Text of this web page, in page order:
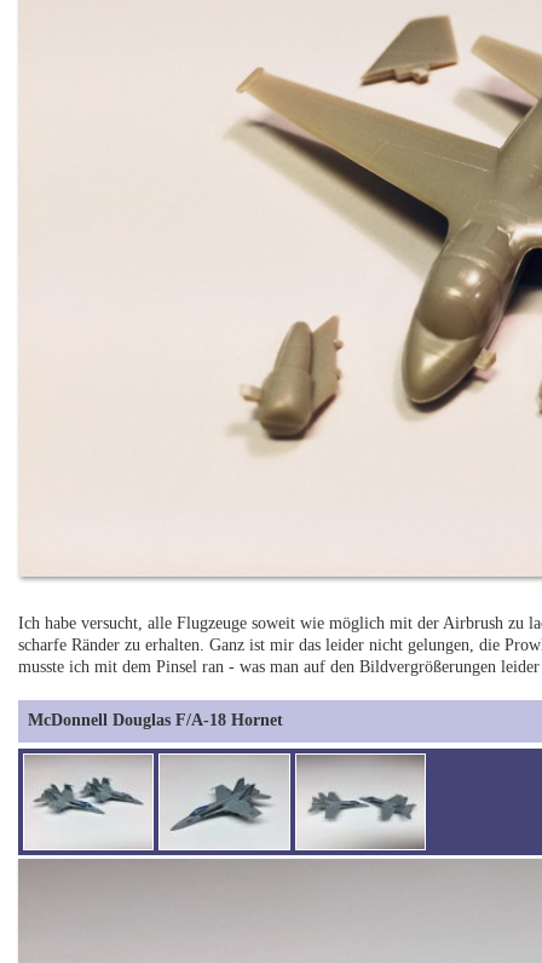
Ich habe versucht, alle Flugzeuge soweit wie möglich mit der Airbrush zu
scharfe Ränder zu erhalten. Ganz ist mir das leider nicht gelungen, die
musste ich mit dem Pinsel ran - was man auf den Bildvergrößerungen
McDonnell Douglas F/A-18 Hornet